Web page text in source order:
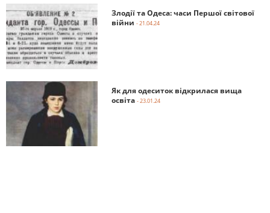
Злодії та Одеса: часи Першої світової
війни - 21.04.24
Як для одеситок відкрилася вища
освіта - 23.01.24